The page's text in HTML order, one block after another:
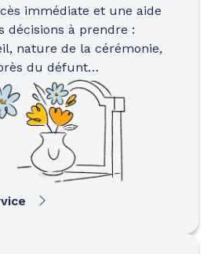
immédiate et une aide
décisions à prendre :
nature de la cérémonie,
du défunt…